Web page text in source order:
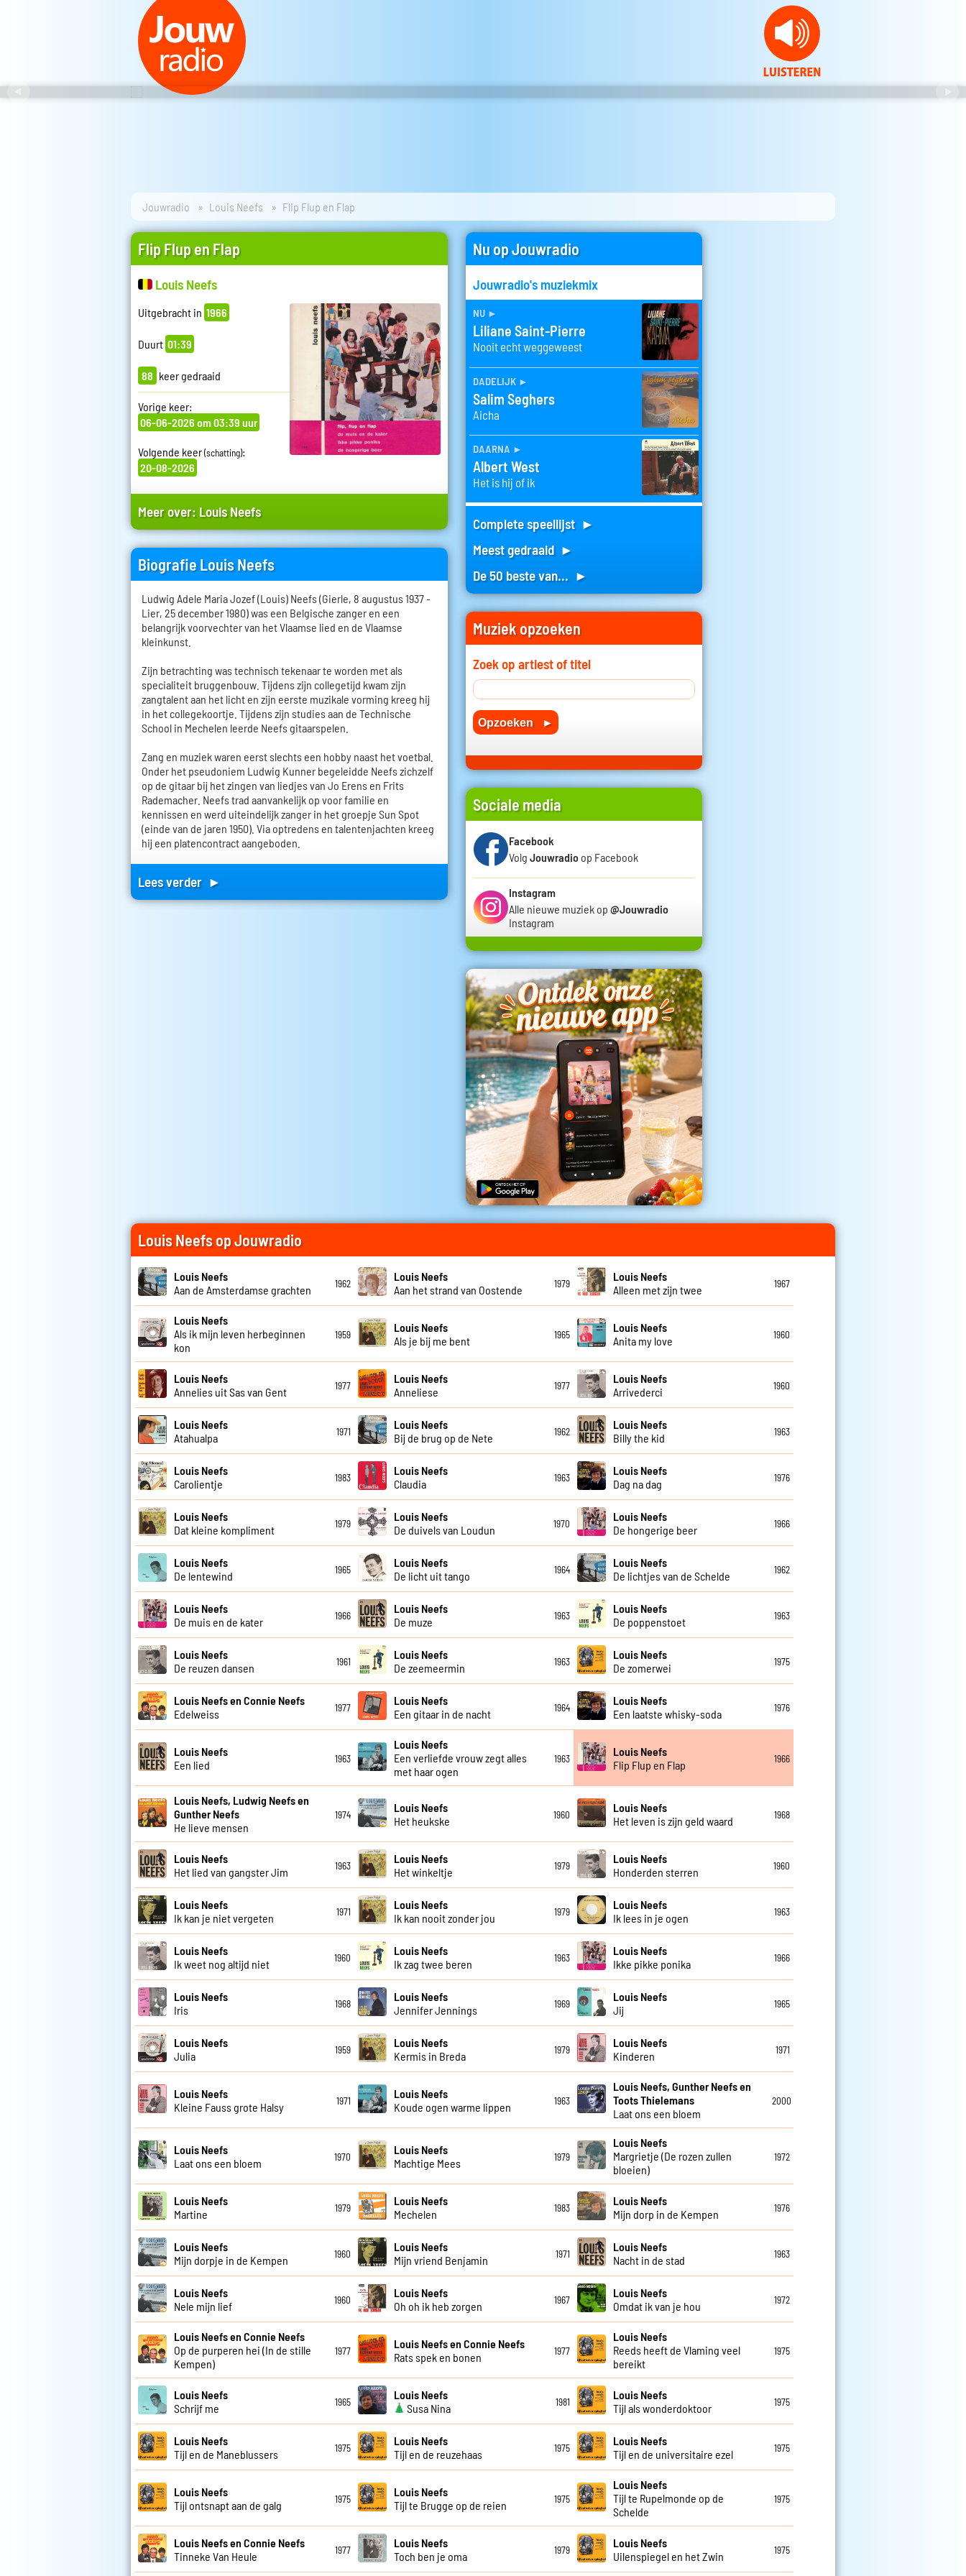
Jouwradio Louis Neefs Flip Flup en Flap
Flip Flup en Flap
Louis Neefs
Uitgebracht in 1966
Duurt 01:39
88 keer gedraaid
Vorige keer:
06-06-2026 om 03:39 uur
Volgende keer(schatting):
20-08-2026
Meer over: Louis Neefs
Biografie Louis Neefs
Ludwig Adele Maria Jozef (Louis) Neefs (Gierle, 8 augustus 1937 -
Lier, 25 december 1980) was een Belgische zanger en een
belangrijk voorvechter van het Vlaamse lied en de Vlaamse
kleinkunst.
Zijn betrachting was technisch tekenaar te worden met als
specialiteit bruggenbouw. Tijdens zijn collegetijd kwam zijn
zangtalent aan het licht en zijn eerste muzikale vorming kreeg hij
in het collegekoortje. Tijdens zijn studies aan de Technische
School in Mechelen leerde Neefs gitaarspelen.
Zang en muziek waren eerst slechts een hobby naast het voetbal.
Onder het pseudoniem Ludwig Kunner begeleidde Neefs zichzelf
op de gitaar bij het zingen van liedjes van Jo Erens en Frits
Rademacher. Neefs trad aanvankelijk op voor familie en
kennissen en werd uiteindelijk zanger in het groepje Sun Spot
(einde van de jaren 1950). Via optredens en talentenjachten kreeg
hij een platencontract aangeboden.
Lees verder ►
Nu op Jouwradio
Jouwradio's muziekmix
nu ►
Liliane Saint-Pierre
Nooit echt weggeweest
dadelijk ►
Salim Seghers
Aicha
daarna ►
Albert West
Het is hij of ik
Complete speellijst ►
Meest gedraaid ►
De 50 beste van... ►
Muziek opzoeken
Zoek op artiest of titel
Sociale media
Facebook
Volg Jouwradio op Facebook
Instagram
Alle nieuwe muziek op @Jouwradio
Instagram
Louis Neefs op Jouwradio
Louis Neefs
Aan de Amsterdamse grachten
1962
Louis Neefs
Aan het strand van Oostende
1979
Louis Neefs
Alleen met zijn twee
1967
Louis Neefs
Als ik mijn leven herbeginnen
kon
1959
Louis Neefs
Als je bij me bent
1965
Louis Neefs
Anita my love
1960
Louis Neefs
Annelies uit Sas van Gent
1977
Louis Neefs
Anneliese
1977
Louis Neefs
Arrivederci
1960
Louis Neefs
Atahualpa
1971
Louis Neefs
Bij de brug op de Nete
1962
Louis Neefs
Billy the kid
1963
Louis Neefs
Carolientje
1983
Louis Neefs
Claudia
1963
Louis Neefs
Dag na dag
1976
Louis Neefs
Dat kleine kompliment
1979
Louis Neefs
De duivels van Loudun
1970
Louis Neefs
De hongerige beer
1966
Louis Neefs
De lentewind
1965
Louis Neefs
De licht uit tango
1964
Louis Neefs
De lichtjes van de Schelde
1962
Louis Neefs
De muis en de kater
1966
Louis Neefs
De muze
1963
Louis Neefs
De poppenstoet
1963
Louis Neefs
De reuzen dansen
1961
Louis Neefs
De zeemeermin
1963
Louis Neefs
De zomerwei
1975
Louis Neefs en Connie Neefs
Edelweiss
1977
Louis Neefs
Een gitaar in de nacht
1964
Louis Neefs
Een laatste whisky-soda
1976
Louis Neefs
Een lied
1963
Louis Neefs
Een verliefde vrouw zegt alles
met haar ogen
1963
Louis Neefs
Flip Flup en Flap
1966
Louis Neefs, Ludwig Neefs en
Gunther Neefs
He lieve mensen
1974
Louis Neefs
Het heukske
1960
Louis Neefs
Het leven is zijn geld waard
1968
Louis Neefs
Het lied van gangster Jim
1963
Louis Neefs
Het winkeltje
1979
Louis Neefs
Honderden sterren
1960
Louis Neefs
Ik kan je niet vergeten
1971
Louis Neefs
Ik kan nooit zonder jou
1979
Louis Neefs
Ik lees in je ogen
1963
Louis Neefs
Ik weet nog altijd niet
1960
Louis Neefs
Ik zag twee beren
1963
Louis Neefs
Ikke pikke ponika
1966
Louis Neefs
Iris
1968
Louis Neefs
Jennifer Jennings
1969
Louis Neefs
Jij
1965
Louis Neefs
Julia
1959
Louis Neefs
Kermis in Breda
1979
Louis Neefs
Kinderen
1971
Louis Neefs
Kleine Fauss grote Halsy
1971
Louis Neefs
Koude ogen warme lippen
1963
Louis Neefs, Gunther Neefs en
Toots Thielemans
Laat ons een bloem
2000
Louis Neefs
Laat ons een bloem
1970
Louis Neefs
Machtige Mees
1979
Louis Neefs
Margrietje (De rozen zullen
bloeien)
1972
Louis Neefs
Martine
1979
Louis Neefs
Mechelen
1983
Louis Neefs
Mijn dorp in de Kempen
1976
Louis Neefs
Mijn dorpje in de Kempen
1960
Louis Neefs
Mijn vriend Benjamin
1971
Louis Neefs
Nacht in de stad
1963
Louis Neefs
Nele mijn lief
1960
Louis Neefs
Oh oh ik heb zorgen
1967
Louis Neefs
Omdat ik van je hou
1972
Louis Neefs en Connie Neefs
Op de purperen hei (In de stille
Kempen)
1977
Louis Neefs en Connie Neefs
Rats spek en bonen
1977
Louis Neefs
Reeds heeft de Vlaming veel
bereikt
1975
Louis Neefs
Schrijf me
1965
Louis Neefs
Susa Nina
1981
Louis Neefs
Tijl als wonderdoktoor
1975
Louis Neefs
Tijl en de Maneblussers
1975
Louis Neefs
Tijl en de reuzehaas
1975
Louis Neefs
Tijl en de universitaire ezel
1975
Louis Neefs
Tijl ontsnapt aan de galg
1975
Louis Neefs
Tijl te Brugge op de reien
1975
Louis Neefs
Tijl te Rupelmonde op de
Schelde
1975
Louis Neefs en Connie Neefs
Tinneke Van Heule
1977
Louis Neefs
Toch ben je oma
1979
Louis Neefs
Uilenspiegel en het Zwin
1975